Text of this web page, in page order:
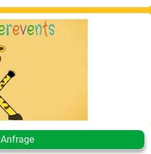
Anfrage